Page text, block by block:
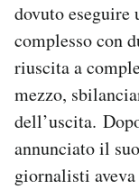
dovuto
complesso con
riuscita a
mezzo,
dell’uscita.
annunciato il
giornalisti